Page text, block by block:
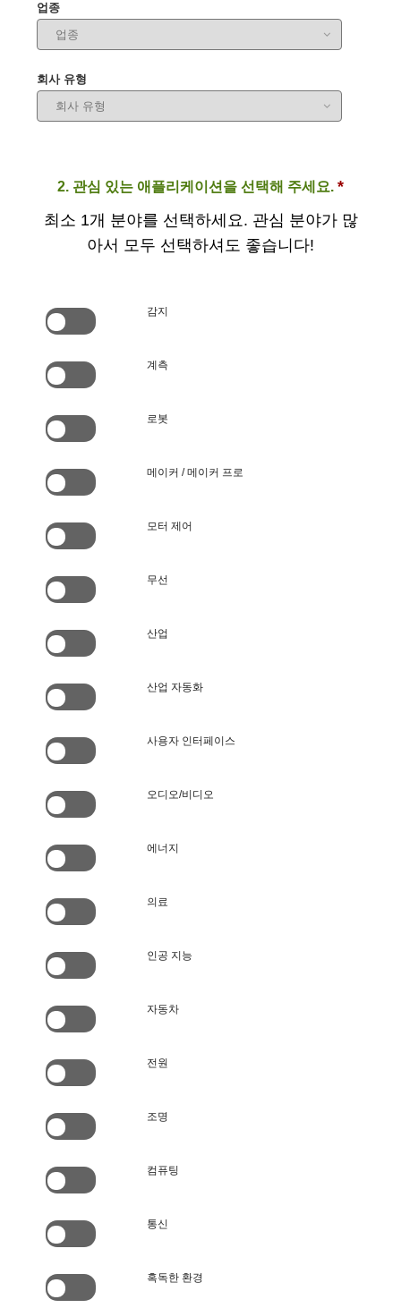
업종
회사 유형
2. 관심 있는 애플리케이션을 선택해 주세요.*
최소 1개 분야를 선택하세요. 관심 분야가 많
아서 모두 선택하셔도 좋습니다!
감지
계측
로봇
메이커 / 메이커 프로
모터 제어
무선
산업
산업 자동화
사용자 인터페이스
오디오/비디오
에너지
의료
인공 지능
자동차
전원
조명
컴퓨팅
통신
혹독한 환경